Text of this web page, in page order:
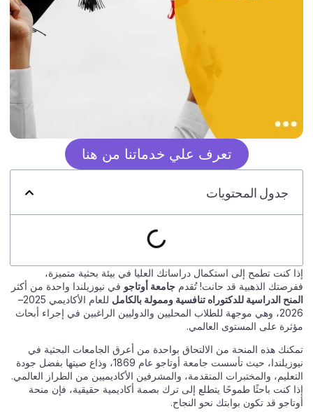
تعرف علي خدماتنا من هنا
جدول المحتويات
إذا كنت تطمح إلى استكمال دراساتك العليا في بيئة بحثية متميزة،
ففرصتك الذهبية قد حانت! تُقدم جامعة أوتاجو في نيوزيلندا واحدة من أكثر
المنح الدراسية للدكتوراه تنافسية وممولة بالكامل
للعام الأكاديمي 2025–
2026، وهي موجهة للطلاب المحليين والدوليين الراغبين في إجراء أبحاث
مؤثرة على المستوى العالمي.
تمكنك هذه المنحة من الالتحاق بواحدة من أعرق الجامعات البحثية في
نيوزيلندا، حيث تأسست جامعة أوتاجو عام 1869، وذاع صيتها بفضل جودة
التعليم، والمختبرات المتقدمة، والمشرفين الأكاديميين من الطراز العالمي.
إذا كنت باحثًا طموحًا يتطلع إلى ترك بصمة أكاديمية حقيقية، فإن منحة
أوتاجو قد تكون بوابتك نحو النجاح.